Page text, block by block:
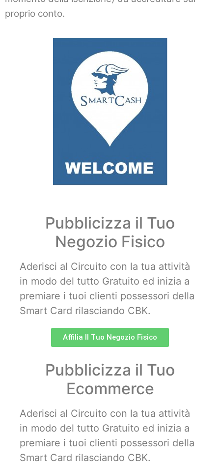
proprio conto.
Pubblicizza il Tuo
Negozio Fisico
Aderisci al Circuito con la tua attività
in modo del tutto Gratuito ed inizia a
premiare i tuoi clienti possessori della
Smart Card rilasciando CBK.
Affilia Il Tuo Negozio Fisico
Pubblicizza il Tuo
Ecommerce
Aderisci al Circuito con la tua attività
in modo del tutto Gratuito ed inizia a
premiare i tuoi clienti possessori della
Smart Card rilasciando CBK.